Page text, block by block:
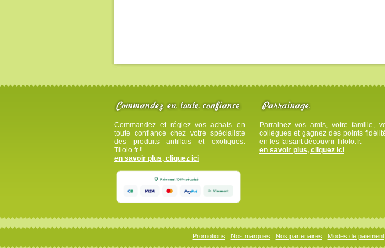
Commandez et réglez vos achats en
toute confiance chez votre spécialiste
des produits antillais et exotiques:
Tilolo.fr !
en savoir plus, cliquez ici
Parrainez vos amis, votre famille,
collègues et gagnez des points
en les faisant découvrir Tilolo.fr.
en savoir plus, cliquez ici
Promotions | Nos marques | Nos partenaires | Modes de paiement